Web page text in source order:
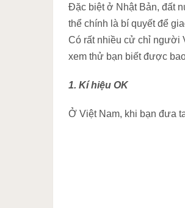
Đặc biệt ở Nhật Bản, đất
thể chính là bí quyết để
Có rất nhiều cử chỉ người
xem thử bạn biết được
1. Kí hiệu OK
Ở Việt Nam, khi bạn đưa